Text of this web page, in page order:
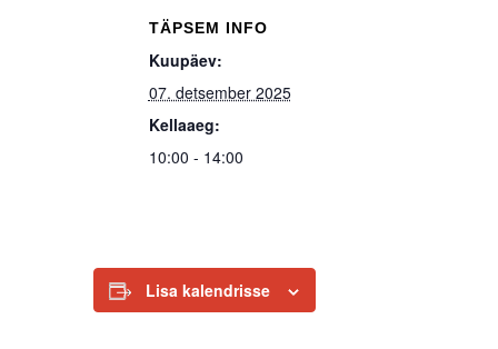
TÄPSEM INFO
Kuupäev:
07. detsember 2025
Kellaaeg:
10:00 - 14:00
Lisa kalendrisse